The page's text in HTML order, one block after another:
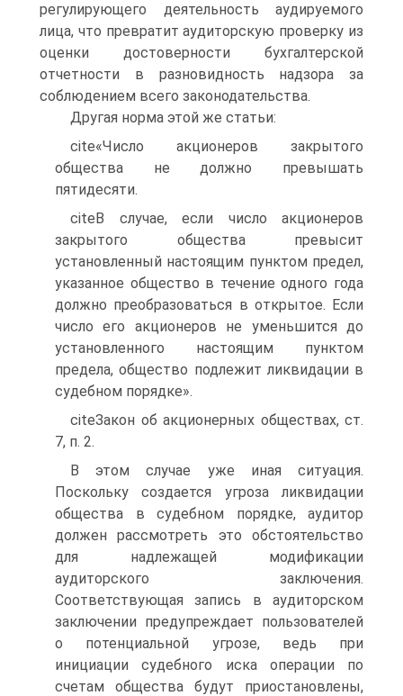
регулирующего деятельность аудируемого
лица, что превратит аудиторскую проверку из
оценки достоверности бухгалтерской
отчетности в разновидность надзора за
соблюдением всего законодательства.
Другая норма этой же статьи:
cite«Число акционеров закрытого
общества не должно превышать
пятидесяти.
citeВ случае, если число акционеров
закрытого общества превысит
установленный настоящим пунктом предел,
указанное общество в течение одного года
должно преобразоваться в открытое. Если
число его акционеров не уменьшится до
установленного настоящим пунктом
предела, общество подлежит ликвидации в
судебном порядке».
citeЗакон об акционерных обществах, ст.
7, п. 2.
В этом случае уже иная ситуация.
Поскольку создается угроза ликвидации
общества в судебном порядке, аудитор
должен рассмотреть это обстоятельство
для надлежащей модификации
аудиторского заключения.
Соответствующая запись в аудиторском
заключении предупреждает пользователей
о потенциальной угрозе, ведь при
инициации судебного иска операции по
счетам общества будут приостановлены,